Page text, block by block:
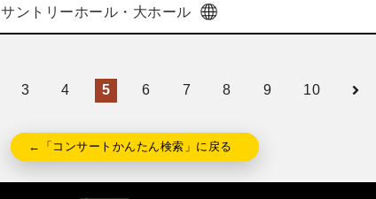
サントリーホール・大ホール
3 4 5 6 7 8 9 10
←「コンサートかんたん検索」に戻る